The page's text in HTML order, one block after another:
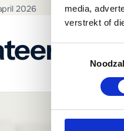
media,
verstrekt of
2026